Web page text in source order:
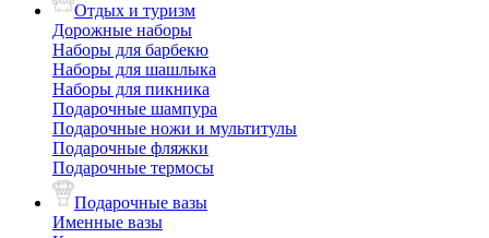
Отдых и туризм
Дорожные наборы
Наборы для барбекю
Наборы для шашлыка
Наборы для пикника
Подарочные шампура
Подарочные ножи и мультитулы
Подарочные фляжки
Подарочные термосы
Подарочные вазы
Именные вазы